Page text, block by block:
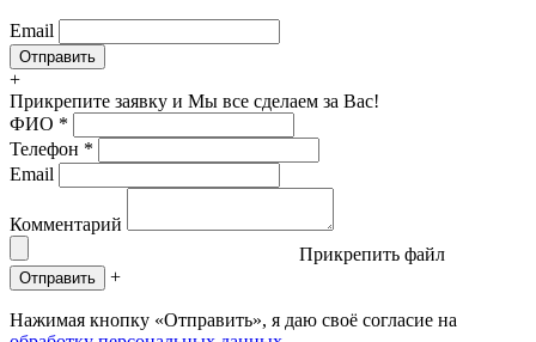
Email
+
Прикрепите заявку и Мы все сделаем за Вас!
ФИО *
Телефон *
Email
Комментарий
Прикрепить файл
Отправить +
Нажимая кнопку «Отправить», я даю своё согласие на